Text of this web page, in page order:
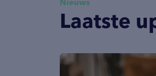
het
Laatste
Nieuws